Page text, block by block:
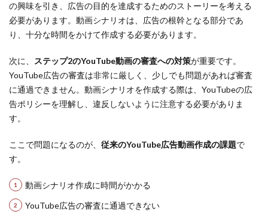
の興味を引き、広告の目的を達成するためのストーリーを考える
必要があります。動画シナリオは、広告の根幹となる部分であ
り、十分な時間をかけて作成する必要があります。
次に、 ステップ2のYouTube動画の審査への対策が重要です。
YouTube広告の審査は非常に厳しく、少しでも問題があれば審査
に通過できません。動画シナリオを作成する際は、YouTubeの広
告ポリシーを理解し、違反しないように注意する必要がありま
す。
ここで問題になるのが、 従来のYouTube広告動画作成の課題で
す。
動画シナリオ作成に時間がかかる
YouTube広告の審査に通過できない